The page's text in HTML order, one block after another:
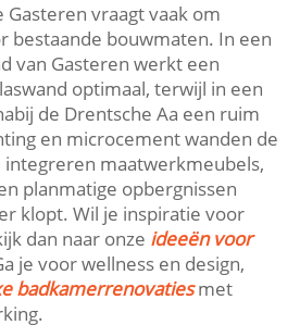
vraagt vaak om
bestaande bouwmaten. In een
van Gasteren werkt een
optimaal, terwijl in een
de Drentsche Aa een ruim
en microcement wanden de
maatwerkmeubels,
planmatige opbergnissen
klopt. Wil je inspiratie voor
dan naar onze ideeën voor
je voor wellness en design,
badkamerrenovatiesmet